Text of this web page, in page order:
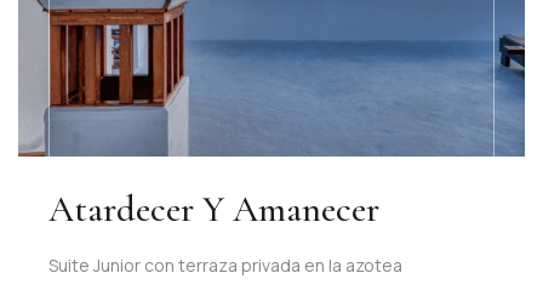
Atardecer Y Amanecer
Suite Junior con terraza privada en la azotea